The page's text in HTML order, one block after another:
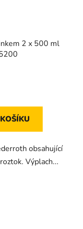
2 x 500 ml
obsahující
Výplach...